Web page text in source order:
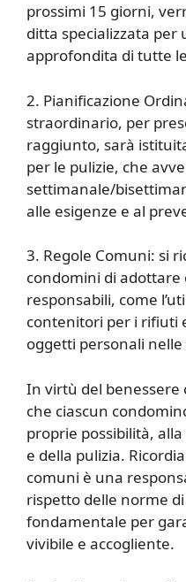
prossimi 15 giorni,
ditta specializzata per
approfondita di tutte
2. Pianificazione
straordinario, per
raggiunto, sarà
per le pulizie, che
settimanale/
alle esigenze e al
3. Regole Comuni: si
condomini di
responsabili, come
contenitori per i rifiuti
oggetti personali
In virtù del
che ciascun
proprie possibilità,
e della pulizia.
comuni è una
rispetto delle norme
fondamentale per
vivibile e accogliente.